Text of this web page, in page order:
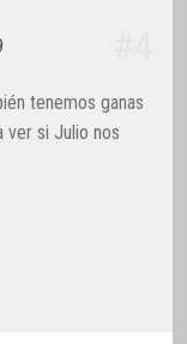
tenemos ganas
ver si Julio nos